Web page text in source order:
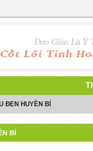
ĐEN HUYỀN BÍ
BÍ